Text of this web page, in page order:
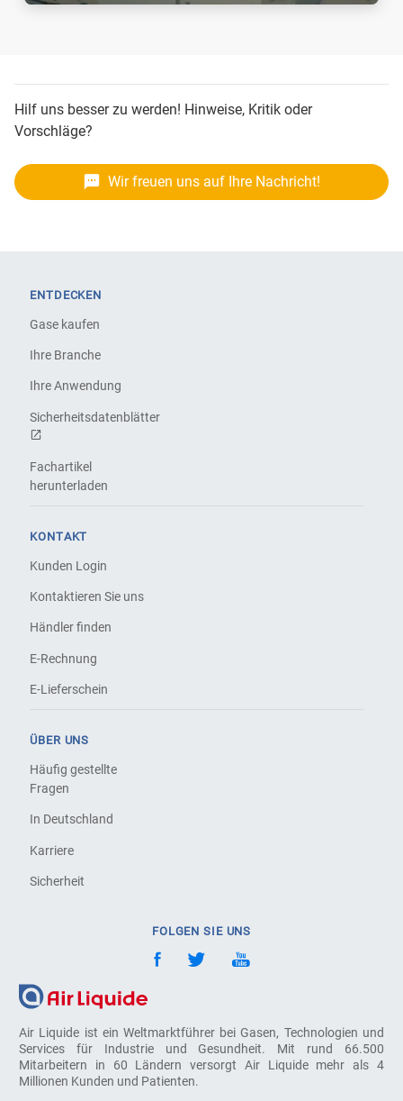
Hilf uns besser zu werden! Hinweise, Kritik oder
Vorschläge?
Wir freuen uns auf Ihre Nachricht!
Air Liquide ist ein Weltmarktführer bei Gasen, Technologien und
Services für Industrie und Gesundheit. Mit rund 66.500
Mitarbeitern in 60 Ländern versorgt Air Liquide mehr als 4
Millionen Kunden und Patienten.
ENTDECKEN
Gase kaufen
Ihre Branche
Ihre Anwendung
Sicherheitsdatenblätter
Fachartikel
herunterladen
KONTAKT
Kunden Login
Kontaktieren Sie uns
Händler finden
E-Rechnung
E-Lieferschein
ÜBER UNS
Häufig gestellte
Fragen
In Deutschland
Karriere
Sicherheit
FOLGEN SIE UNS